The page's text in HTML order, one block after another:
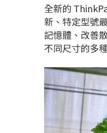
全新的
新、特定型號
記憶體、改善
不同尺寸的多